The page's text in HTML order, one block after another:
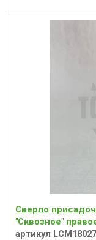
Сверло
"Сквозное"
артикул